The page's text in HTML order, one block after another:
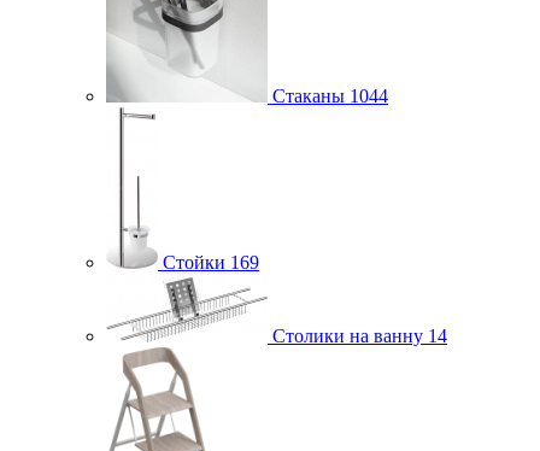
Стаканы 1044
Стойки 169
Столики на ванну 14